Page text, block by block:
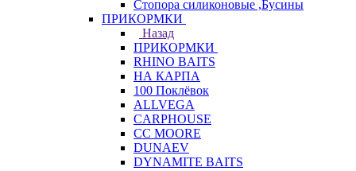
Стопора силиконовые ,Бусины
ПРИКОРМКИ
Назад
ПРИКОРМКИ
RHINO BAITS
НА КАРПА
100 Поклёвок
ALLVEGA
CARPHOUSE
CC MOORE
DUNAEV
DYNAMITE BAITS